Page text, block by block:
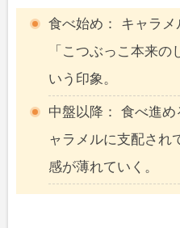
食べ始め： キャラ
「こつぶっこ本来
いう印象。
中盤以降： 食べ進
ャラメルに支配され
感が薄れていく。